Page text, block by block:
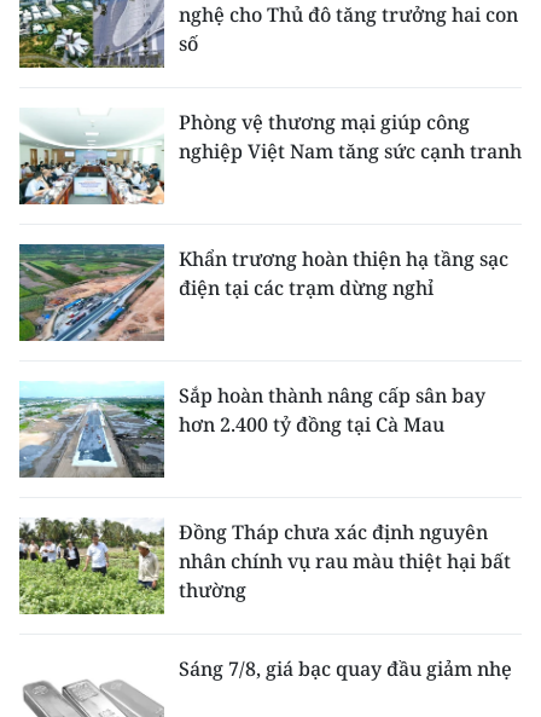
nghệ cho Thủ đô tăng trưởng hai con
số
Phòng vệ thương mại giúp công
nghiệp Việt Nam tăng sức cạnh tranh
Khẩn trương hoàn thiện hạ tầng sạc
điện tại các trạm dừng nghỉ
Sắp hoàn thành nâng cấp sân bay
hơn 2.400 tỷ đồng tại Cà Mau
Đồng Tháp chưa xác định nguyên
nhân chính vụ rau màu thiệt hại bất
thường
Sáng 7/8, giá bạc quay đầu giảm nhẹ